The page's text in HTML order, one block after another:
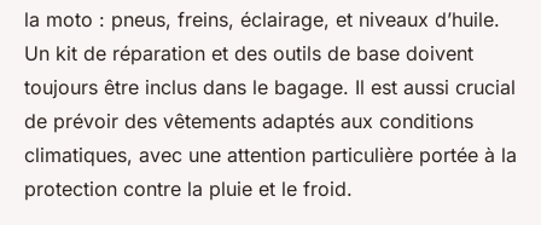
la moto : pneus, freins, éclairage, et niveaux d’huile.
Un kit de réparation et des outils de base doivent
toujours être inclus dans le bagage. Il est aussi crucial
de prévoir des vêtements adaptés aux conditions
climatiques, avec une attention particulière portée à la
protection contre la pluie et le froid.